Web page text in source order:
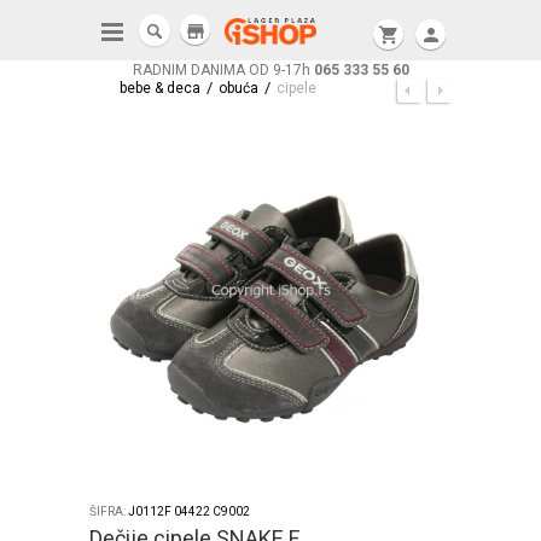
RADNIM DANIMA OD 9-17h 065 333 55 60
shopping_cart person
store
bebe & deca / obuća / cipele
ŠIFRA:J0112F 04422 C9002